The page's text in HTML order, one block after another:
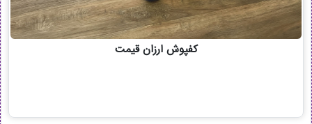
کفپوش ارزان قیمت